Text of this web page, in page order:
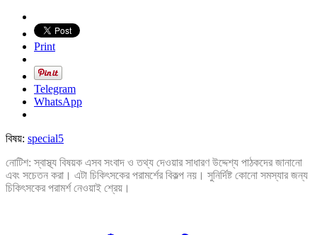
Print
Telegram
WhatsApp
বিষয়: special5
নোটিশ: স্বাস্থ্য বিষয়ক এসব সংবাদ ও তথ্য দেওয়ার সাধারণ উদ্দেশ্য পাঠকদের জানানো
এবং সচেতন করা। এটা চিকিৎসকের পরামর্শের বিকল্প নয়। সুনির্দিষ্ট কোনো সমস্যার জন্য
চিকিৎসকের পরামর্শ নেওয়াই শ্রেয়।